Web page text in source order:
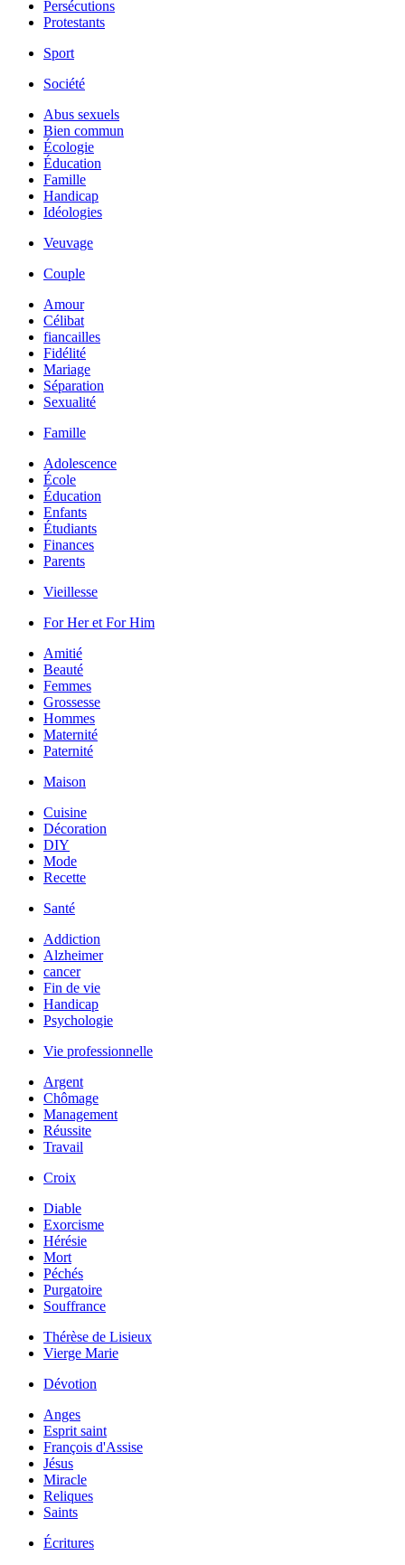
Persécutions
Protestants
Sport
Société
Abus sexuels
Bien commun
Écologie
Éducation
Famille
Handicap
Idéologies
Veuvage
Couple
Amour
Célibat
fiancailles
Fidélité
Mariage
Séparation
Sexualité
Famille
Adolescence
École
Éducation
Enfants
Étudiants
Finances
Parents
Vieillesse
For Her et For Him
Amitié
Beauté
Femmes
Grossesse
Hommes
Maternité
Paternité
Maison
Cuisine
Décoration
DIY
Mode
Recette
Santé
Addiction
Alzheimer
cancer
Fin de vie
Handicap
Psychologie
Vie professionnelle
Argent
Chômage
Management
Réussite
Travail
Croix
Diable
Exorcisme
Hérésie
Mort
Péchés
Purgatoire
Souffrance
Thérèse de Lisieux
Vierge Marie
Dévotion
Anges
Esprit saint
François d'Assise
Jésus
Miracle
Reliques
Saints
Écritures